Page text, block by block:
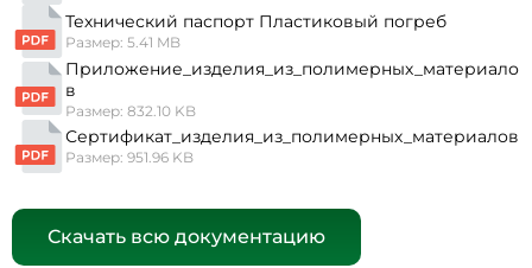
Технический паспорт Пластиковый погреб
Размер: 5.41 MB
Приложение_изделия_из_полимерных_материало
в
Размер: 832.10 KB
Сертификат_изделия_из_полимерных_материалов
Размер: 951.96 KB
Скачать всю документацию